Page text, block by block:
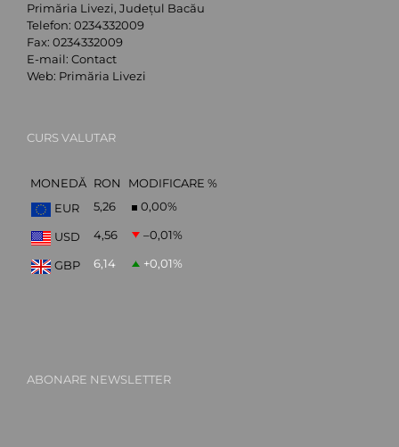
Primăria Livezi, Județul Bacău
Telefon: 0234332009
Fax: 0234332009
E-mail: Contact
Web: Primăria Livezi
CURS VALUTAR
MONEDĂ RON
MODIFICARE %
EUR
5,26 0,00%
USD 4,56 –0,01%
GBP 6,14 +0,01%
ABONARE NEWSLETTER